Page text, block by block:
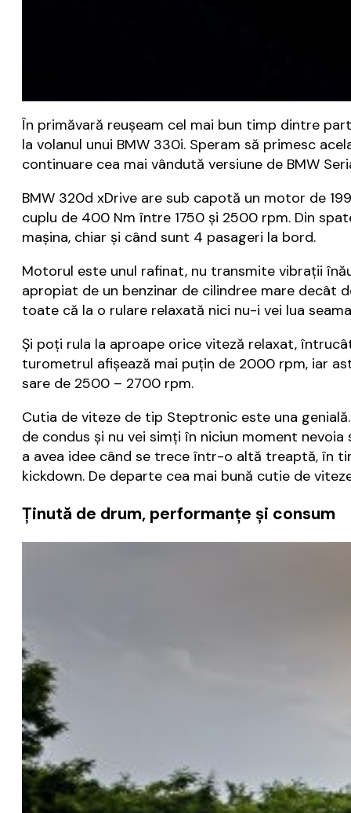
În primăvară reușeam cel mai bun timp dintre
la volanul unui BMW 330i. Speram să primesc
continuare cea mai vândută versiune de BMW
BMW 320d xDrive are sub capotă un motor de
cuplu de 400 Nm între 1750 și 2500 rpm. Din
mașina, chiar și când sunt 4 pasageri la bord.
Motorul este unul rafinat, nu transmite vibrații
apropiat de un benzinar de cilindree mare decât
toate că la o rulare relaxată nici nu-i vei lua
Și poți rula la aproape orice viteză relaxat,
turometrul afișează mai puțin de 2000 rpm, iar
sare de 2500 – 2700 rpm.
Cutia de viteze de tip Steptronic este una
de condus și nu vei simți în niciun moment
a avea idee când se trece într-o altă treaptă, în
kickdown. De departe cea mai bună cutie de
Ținută de drum, performanțe și consum